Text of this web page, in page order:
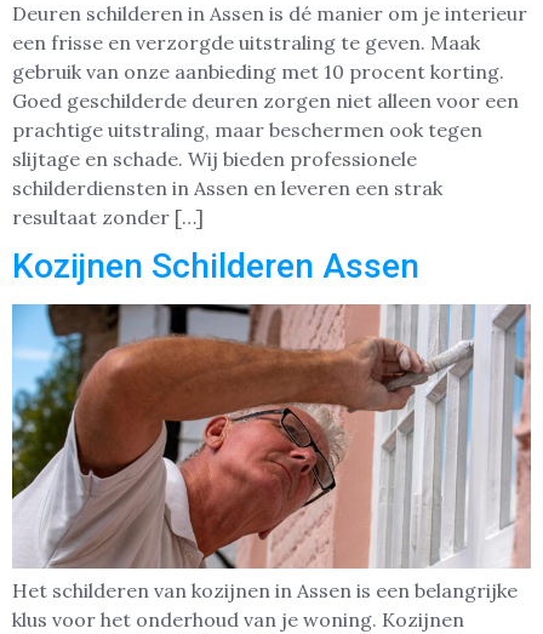
Deuren schilderen in Assen is dé manier om je interieur
een frisse en verzorgde uitstraling te geven. Maak
gebruik van onze aanbieding met 10 procent korting.
Goed geschilderde deuren zorgen niet alleen voor een
prachtige uitstraling, maar beschermen ook tegen
slijtage en schade. Wij bieden professionele
schilderdiensten in Assen en leveren een strak
resultaat zonder […]
Kozijnen Schilderen Assen
Het schilderen van kozijnen in Assen is een belangrijke
klus voor het onderhoud van je woning. Kozijnen